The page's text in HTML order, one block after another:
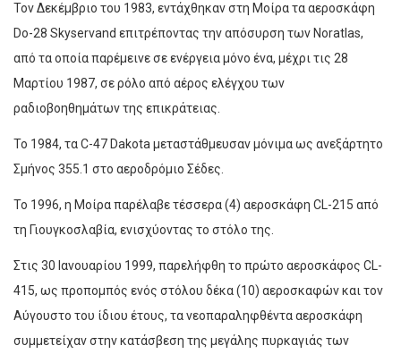
Τον Δεκέμβριο του 1983, εντάχθηκαν στη Μοίρα τα αεροσκάφη
Do-28 Skyservand επιτρέποντας την απόσυρση των Noratlas,
από τα οποία παρέμεινε σε ενέργεια μόνο ένα, μέχρι τις 28
Μαρτίου 1987, σε ρόλο από αέρος ελέγχου των
ραδιοβοηθημάτων της επικράτειας.
Το 1984, τα C-47 Dakota μεταστάθμευσαν μόνιμα ως ανεξάρτητο
Σμήνος 355.1 στο αεροδρόμιο Σέδες.
Το 1996, η Μοίρα παρέλαβε τέσσερα (4) αεροσκάφη CL-215 από
τη Γιουγκοσλαβία, ενισχύοντας το στόλο της.
Στις 30 Ιανουαρίου 1999, παρελήφθη το πρώτο αεροσκάφος CL-
415, ως προπομπός ενός στόλου δέκα (10) αεροσκαφών και τον
Αύγουστο του ίδιου έτους, τα νεοπαραληφθέντα αεροσκάφη
συμμετείχαν στην κατάσβεση της μεγάλης πυρκαγιάς των